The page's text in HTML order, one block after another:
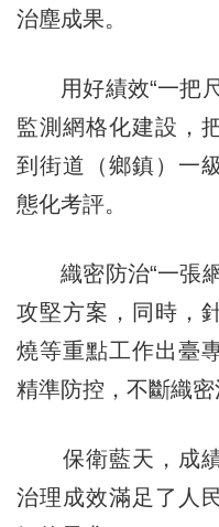
治塵成果。
用好績效“一把尺
監測網格化建設，
到街道（鄉鎮）一
態化考評。
織密防治“一張網
攻堅方案，同時，
燒等重點工作出臺
精準防控，不斷織密
保衛藍天，成績
治理成效滿足了人